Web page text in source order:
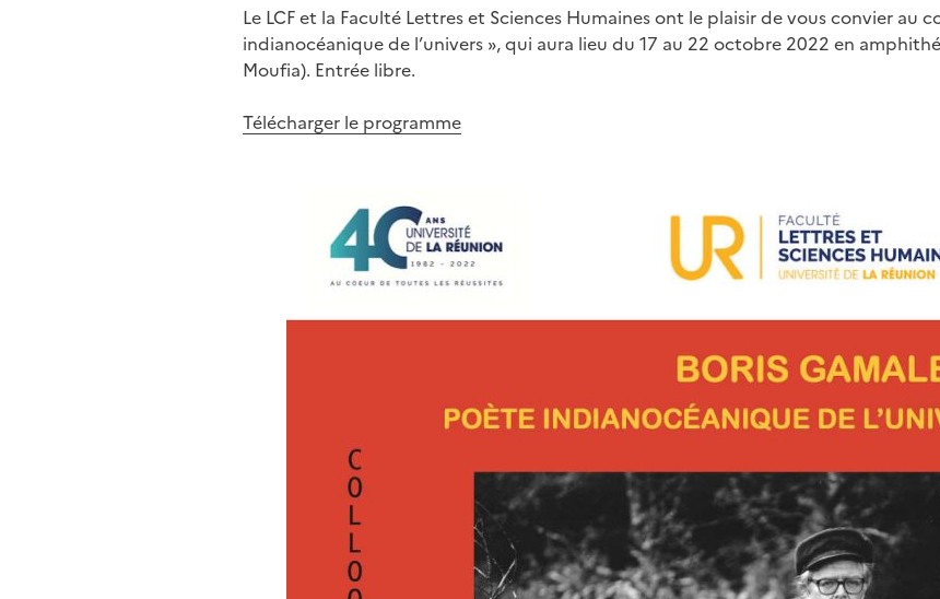
Le LCF et la Faculté Lettres et Sciences Humaines ont le plaisir de vous convier au
indianocéanique de l’univers », qui aura lieu du 17 au 22 octobre 2022 en
Moufia). Entrée libre.
Télécharger le programme